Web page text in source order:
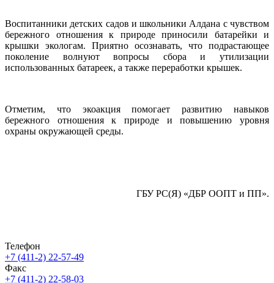
Воспитанники детских садов и школьники Алдана с чувством
бережного отношения к природе приносили батарейки и
крышки экологам. Приятно осознавать, что подрастающее
поколение волнуют вопросы сбора и утилизации
использованных батареек, а также переработки крышек.
Отметим, что экоакция помогает развитию навыков
бережного отношения к природе и повышению уровня
охраны окружающей среды.
ГБУ РС(Я) «ДБР ООПТ и ПП».
Телефон
+7 (411-2) 22-57-49
Факс
+7 (411-2) 22-58-03